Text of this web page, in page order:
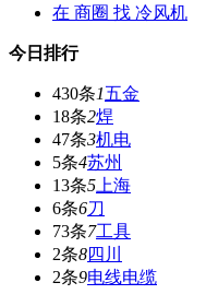
在 商圈 找 冷风机
今日排行
430条1五金
18条2焊
47条3机电
5条4苏州
13条5 上海
6条6刀
73条7工具
2条8四川
2条9电线电缆